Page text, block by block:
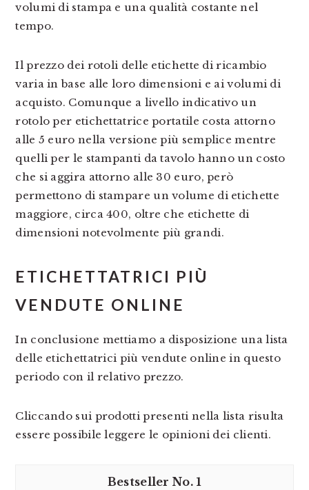
volumi di stampa e una qualità costante nel
tempo.
Il prezzo dei rotoli delle etichette di ricambio
varia in base alle loro dimensioni e ai volumi di
acquisto. Comunque a livello indicativo un
rotolo per etichettatrice portatile costa attorno
alle 5 euro nella versione più semplice mentre
quelli per le stampanti da tavolo hanno un costo
che si aggira attorno alle 30 euro, però
permettono di stampare un volume di etichette
maggiore, circa 400, oltre che etichette di
dimensioni notevolmente più grandi.
ETICHETTATRICI PIÙ
VENDUTE ONLINE
In conclusione mettiamo a disposizione una lista
delle etichettatrici più vendute online in questo
periodo con il relativo prezzo.
Cliccando sui prodotti presenti nella lista risulta
essere possibile leggere le opinioni dei clienti.
1